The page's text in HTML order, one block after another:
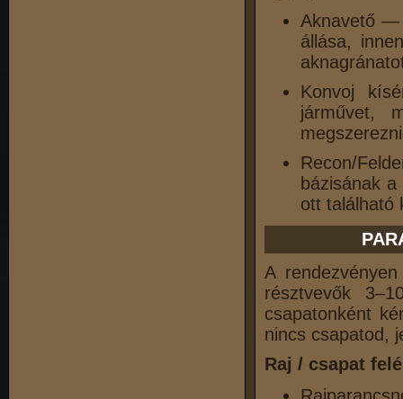
Aknavető —
állása,
Konvoj
járművet,
Recon/
bázisának
ott található
A
résztvevők
csapatonként
nincs csapatod,
Raj / csapat